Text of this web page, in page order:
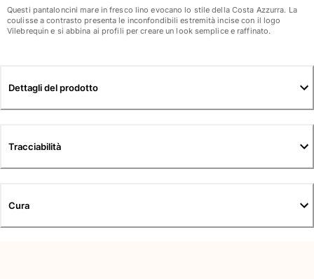
Vedi tutti i Costumi da bagno
Abbigliamento
Shorts
Camicie
Pantaloni
Vedi tutti i Abbigliamento
Questi pantaloncini mare in fresco lino evocano lo stile della Costa Azzurra. La
coulisse a contrasto presenta le inconfondibili estremità incise con il logo
Vilebrequin e si abbina ai profili per creare un look semplice e raffinato.
Dettagli del prodotto
Tracciabilità
Cura